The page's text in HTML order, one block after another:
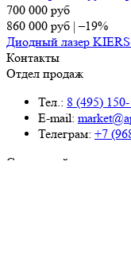
700 000 руб
860 000 руб |–19%
Диодный лазер
Контакты
Отдел продаж
Тел.: 8 (495)
E-mail:
Телеграм: +7
Сервисный центр